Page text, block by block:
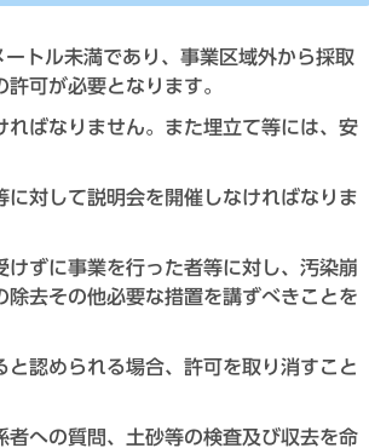
トル未満であり、事業区域外から採取
可が必要となります。
ばなりません。また埋立て等には、安
対して説明会を開催しなければなりま
ずに事業を行った者等に対し、汚染崩
去その他必要な措置を講ずべきことを
認められる場合、許可を取り消すこと
への質問、土砂等の検査及び収去を命